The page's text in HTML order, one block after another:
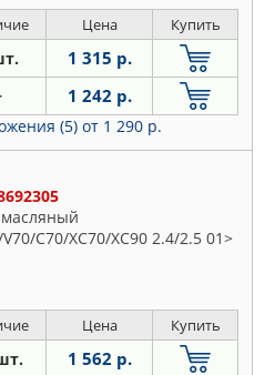
Цена Купить
1 315 р.
1 242 р.
(5) от 1 290 р.
C70/XC70/XC90 2.4/2.5 01>
Цена Купить
1 562 р.